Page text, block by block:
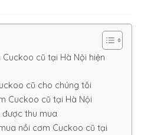
cũ tại Hà Nội hiện
cũ cho chúng tôi
Cuckoo cũ tại Hà Nội
thu mua
nồi cơm Cuckoo cũ tại